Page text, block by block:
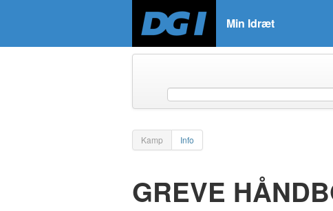
Min Idræt
Kamp Info
GREVE